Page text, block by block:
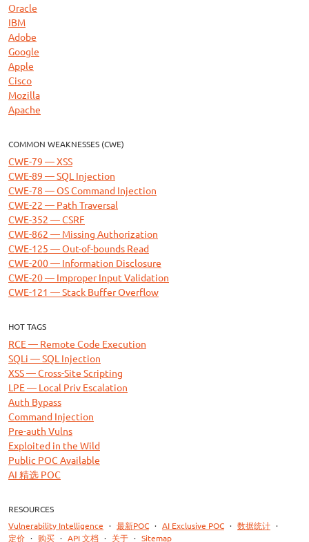
Oracle
IBM
Adobe
Google
Apple
Cisco
Mozilla
Apache
COMMON WEAKNESSES (CWE)
CWE-79 — XSS
CWE-89 — SQL Injection
CWE-78 — OS Command Injection
CWE-22 — Path Traversal
CWE-352 — CSRF
CWE-862 — Missing Authorization
CWE-125 — Out-of-bounds Read
CWE-200 — Information Disclosure
CWE-20 — Improper Input Validation
CWE-121 — Stack Buffer Overflow
HOT TAGS
RCE — Remote Code Execution
SQLi — SQL Injection
XSS — Cross-Site Scripting
LPE — Local Priv Escalation
Auth Bypass
Command Injection
Pre-auth Vulns
Exploited in the Wild
Public POC Available
AI 精选 POC
RESOURCES
Vulnerability Intelligence · 最新POC · AI Exclusive POC · 数据统计 ·
定价 · 购买 · API 文档 · 关于 · Sitemap